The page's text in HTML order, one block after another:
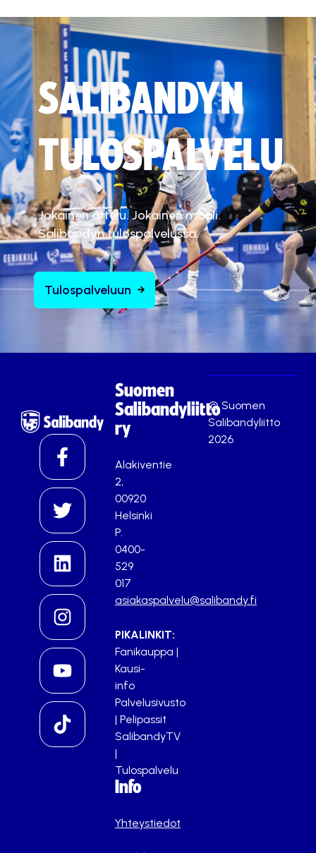
SALIBANDYN
TULOSPALVELU
Jokainen ottelu. Jokainen maali.
Salibandyn tulospalvelussa.
Tulospalveluun
Suomen
Salibandyliitto
ry
Alakiventie
2,
00920
Helsinki
P.
0400-
529
017
asiakaspalvelu@salibandy.fi
PIKALINKIT:
Fanikauppa |
Kausi-
info
Palvelusivusto
| Pelipassit
SalibandyTV
|
Tulospalvelu
Info
Yhteystiedot
© Suomen
Salibandyliitto
2026